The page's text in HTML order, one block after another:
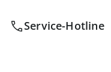
Service-Hotline